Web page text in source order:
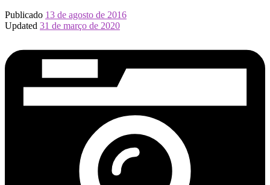
Publicado 13 de agosto de 2016
Updated 31 de março de 2020